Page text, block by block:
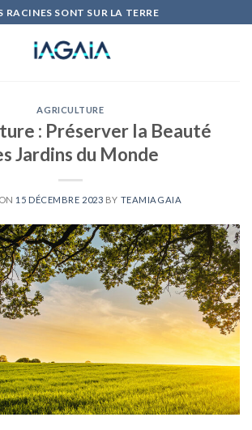
RACINES SONT SUR LA TERRE
AGRICULTURE
: Préserver la Beauté
Jardins du Monde
15 DÉCEMBRE 2023 BY TEAMIAGAIA